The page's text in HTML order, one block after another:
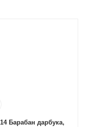
Барабан дарбука,